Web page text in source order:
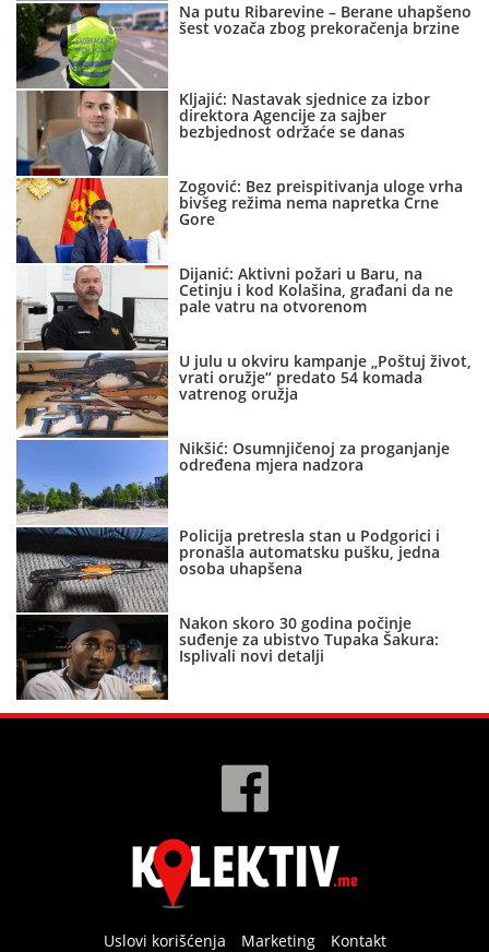
Na putu Ribarevine – Berane uhapšeno
šest vozača zbog prekoračenja brzine
Kljajić: Nastavak sjednice za izbor
direktora Agencije za sajber
bezbjednost održaće se danas
Zogović: Bez preispitivanja uloge vrha
bivšeg režima nema napretka Crne
Gore
Dijanić: Aktivni požari u Baru, na
Cetinju i kod Kolašina, građani da ne
pale vatru na otvorenom
U julu u okviru kampanje „Poštuj život,
vrati oružje“ predato 54 komada
vatrenog oružja
Nikšić: Osumnjičenoj za proganjanje
određena mjera nadzora
Policija pretresla stan u Podgorici i
pronašla automatsku pušku, jedna
osoba uhapšena
Nakon skoro 30 godina počinje
suđenje za ubistvo Tupaka Šakura:
Isplivali novi detalji
Uslovi korišćenja Marketing Kontakt